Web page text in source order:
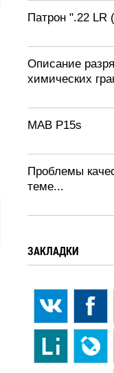
Патрон ".22 LR
Описание
химических
MAB P15s
Проблемы
теме...
ЗАКЛАДКИ